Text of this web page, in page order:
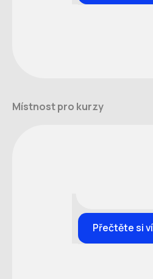
Místnost pro kurzy
Přečtěte si